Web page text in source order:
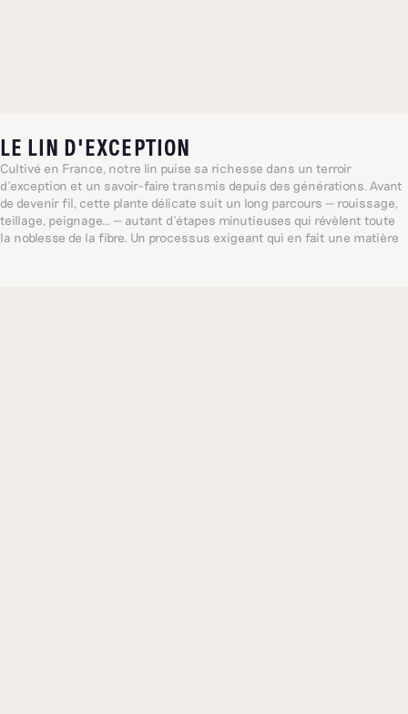
LE LIN D'EXCEPTION
Cultivé en France, notre lin puise sa richesse dans un terroir
d’exception et un savoir-faire transmis depuis des générations. Avant
de devenir fil, cette plante délicate suit un long parcours — rouissage,
teillage, peignage… — autant d’étapes minutieuses qui révèlent toute
la noblesse de la fibre. Un processus exigeant qui en fait une matière